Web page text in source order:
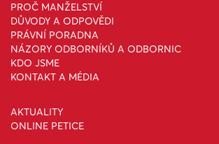
PROČ MANŽELSTVÍ
DŮVODY A ODPOVĚDI
PRÁVNÍ PORADNA
NÁZORY ODBORNÍKŮ A ODBORNIC
KDO JSME
KONTAKT A MÉDIA
AKTUALITY
ONLINE PETICE